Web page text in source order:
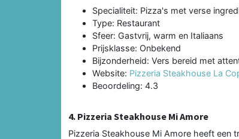
Specialiteit: Pizza's met verse
Type: Restaurant
Sfeer: Gastvrij, warm en Italiaans
Prijsklasse: Onbekend
Bijzonderheid: Vers bereid met
Website: Pizzeria Steakhouse La
Beoordeling: 4.3
4. Pizzeria Steakhouse Mi Amore
Pizzeria Steakhouse Mi Amore heeft